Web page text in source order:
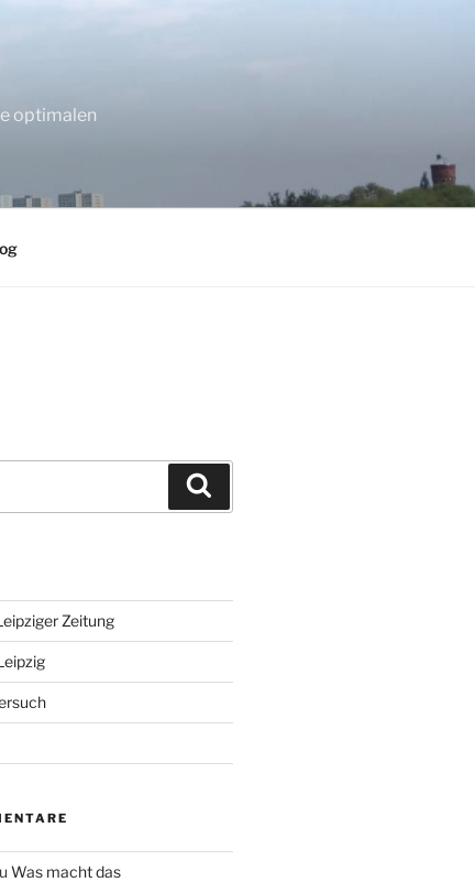
optimalen
Zeitung
Was macht das